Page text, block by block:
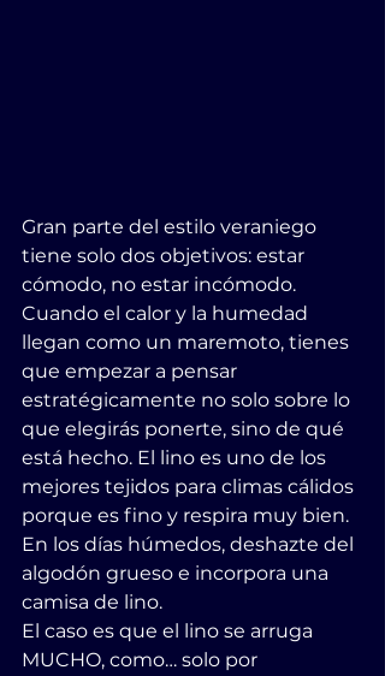
Gran parte del estilo veraniego
tiene solo dos objetivos: estar
cómodo, no estar incómodo.
Cuando el calor y la humedad
llegan como un maremoto, tienes
que empezar a pensar
estratégicamente no solo sobre lo
que elegirás ponerte, sino de qué
está hecho. El lino es uno de los
mejores tejidos para climas cálidos
porque es fino y respira muy bien.
En los días húmedos, deshazte del
algodón grueso e incorpora una
camisa de lino.
El caso es que el lino se arruga
MUCHO, como… solo por